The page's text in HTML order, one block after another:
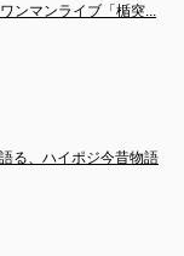
ンマンライブ「楯突...
る、ハイポジ今昔物語